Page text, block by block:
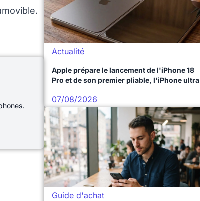
Actualité
Apple prépare le lancement de l'iPhone 18
Pro et de son premier pliable, l'iPhone ultra
07/08/2026
Guide d'achat